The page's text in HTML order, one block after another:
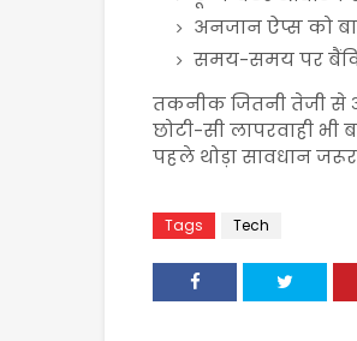
अनजान ऐप्स को
समय-समय पर
तकनीक जितनी तेजी से
छोटी-सी लापरवाही
पहले थोड़ा सावधान जरूर
Tags Tech